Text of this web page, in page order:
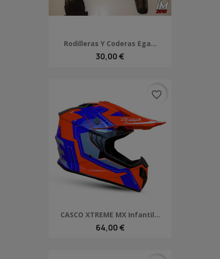
Rodilleras Y Coderas Ega...
30,00 €
CASCO XTREME MX Infantil...
64,00 €
favorite_border